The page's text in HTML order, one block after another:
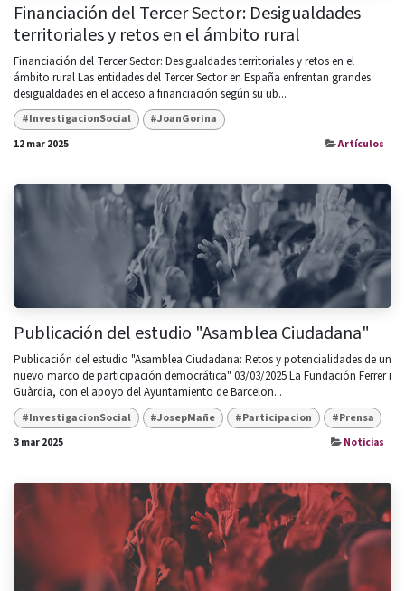
Financiación del Tercer Sector: Desigualdades
territoriales y retos en el ámbito rural
Financiación del Tercer Sector: Desigualdades territoriales y retos en el
ámbito rural Las entidades del Tercer Sector en España enfrentan grandes
desigualdades en el acceso a financiación según su ub...
#InvestigacionSocial
#JoanGorina
12 mar 2025
Artículos
Publicación del estudio "Asamblea Ciudadana"
Publicación del estudio "Asamblea Ciudadana: Retos y potencialidades de un
nuevo marco de participación democrática" 03/03/2025 La Fundación Ferrer i
Guàrdia, con el apoyo del Ayuntamiento de Barcelon...
#InvestigacionSocial #JosepMañe #Participacion
#Prensa
3 mar 2025
Noticias